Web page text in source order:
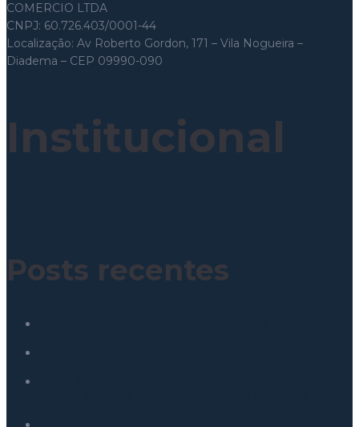
COMERCIO LTDA
CNPJ: 60.726.403/0001-44
Localização: Av Roberto Gordon, 171 – Vila Nogueira –
Diadema – CEP 09990-090
Institucional
Posts recentes